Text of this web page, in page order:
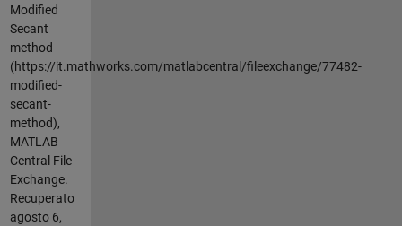
Modified
Secant
method
(https://it.mathworks.com/matlabcentral/fileexchange/77482-
modified-
secant-
method),
MATLAB
Central File
Exchange.
Recuperato
agosto 6,